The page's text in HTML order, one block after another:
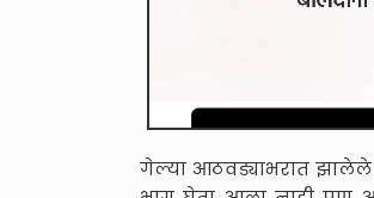
गेल्या आठवड्याभरात झालेले